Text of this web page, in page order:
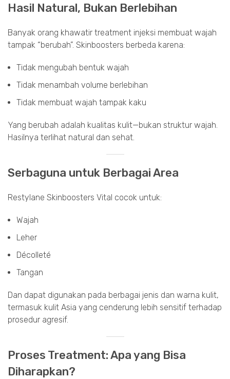
Hasil Natural, Bukan Berlebihan
Banyak orang khawatir treatment injeksi membuat wajah
tampak “berubah”. Skinboosters berbeda karena:
Tidak mengubah bentuk wajah
Tidak menambah volume berlebihan
Tidak membuat wajah tampak kaku
Yang berubah adalah kualitas kulit—bukan struktur wajah.
Hasilnya terlihat natural dan sehat.
Serbaguna untuk Berbagai Area
Restylane Skinboosters Vital cocok untuk:
Wajah
Leher
Décolleté
Tangan
Dan dapat digunakan pada berbagai jenis dan warna kulit,
termasuk kulit Asia yang cenderung lebih sensitif terhadap
prosedur agresif.
Proses Treatment: Apa yang Bisa
Diharapkan?